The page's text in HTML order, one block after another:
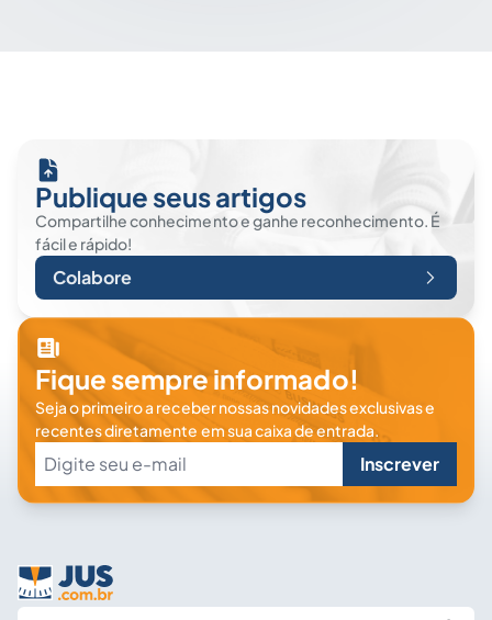
Publique seus artigos
Compartilhe conhecimento e ganhe reconhecimento. É
fácil e rápido!
Colabore
Fique sempre informado!
Seja o primeiro a receber nossas novidades exclusivas e
recentes diretamente em sua caixa de entrada.
Inscrever